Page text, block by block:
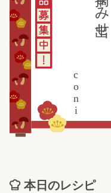
coni
本日のレシピ